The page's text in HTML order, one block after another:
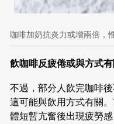
咖啡加奶抗炎力或增兩倍，
飲咖啡反疲倦或與方式有
不過，部分人飲完咖啡
這可能與飲用方式有關
體短暫亢奮後出現疲勞